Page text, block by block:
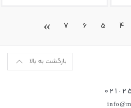
4
5
6
7
بازگشت به بالا
021-